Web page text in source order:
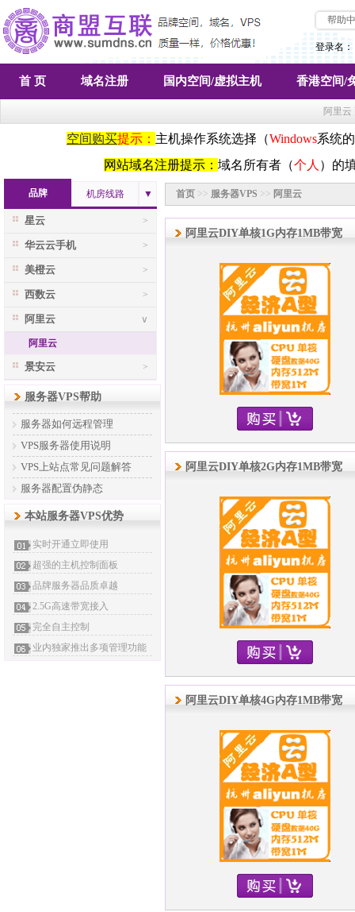
帮助
登录名：
首 页 域名注册 国内空间/虚拟主机 香港空间/
阿里
空间购买提示： 主机操作系统选择（Windows系统
网站域名注册提示： 域名所有者（个人 ）的
品牌 机房线路 ▼
>
星云
>
华云云手机
>
美橙云
>
西数云
∨
阿里云
阿里云
>
景安云
服务器VPS帮助
服务器如何远程管理
VPS服务器使用说明
VPS上站点常见问题解答
服务器配置伪静态
本站服务器VPS优势
实时开通立即使用
超强的主机控制面板
品牌服务器品质卓越
2.5G高速带宽接入
完全自主控制
业内独家推出多项管理功能
首页 >> 服务器VPS >> 阿里云
阿里云DIY单核1G内存1MB带宽
阿里云DIY单核2G内存1MB带宽
阿里云DIY单核4G内存1MB带宽